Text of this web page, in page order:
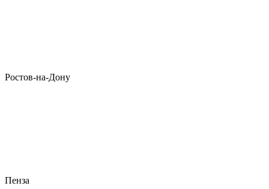
Ростов-на-Дону
Пенза